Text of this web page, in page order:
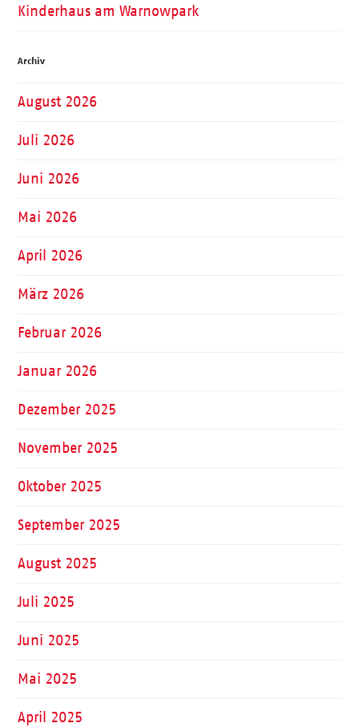
Kinderhaus am Warnowpark
Archiv
August 2026
Juli 2026
Juni 2026
Mai 2026
April 2026
März 2026
Februar 2026
Januar 2026
Dezember 2025
November 2025
Oktober 2025
September 2025
August 2025
Juli 2025
Juni 2025
Mai 2025
April 2025